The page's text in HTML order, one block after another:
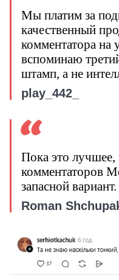
Мы платим за
качественный
комментатора на
вспоминаю
штамп, а не
play_442_
Пока это
комментаторов
запасной вариант.
Roman